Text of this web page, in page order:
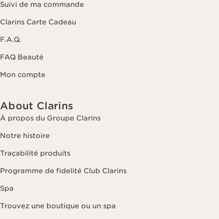
Suivi de ma commande
Clarins Carte Cadeau
F.A.Q.
FAQ Beauté
Mon compte
About Clarins
À propos du Groupe Clarins
Notre histoire
Traçabilité produits
Programme de fidelité Club Clarins
Spa
Trouvez une boutique ou un spa